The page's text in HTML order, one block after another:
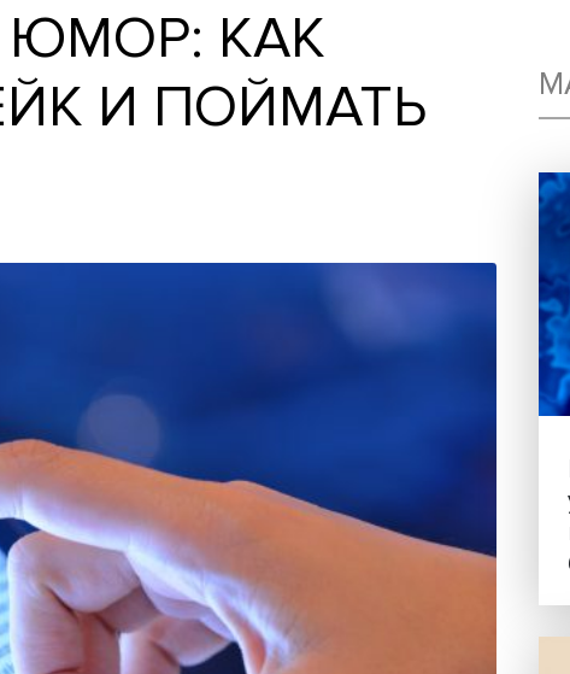
И ЮМОР: КАК
И ПОЙМАТЬ